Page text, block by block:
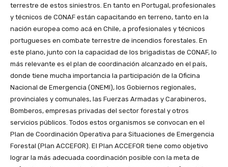
terrestre de estos siniestros. En tanto en Portugal, profesionales
y técnicos de CONAF están capacitando en terreno, tanto en la
nación europea como acá en Chile, a profesionales y técnicos
portugueses en combate terrestre de incendios forestales. En
este plano, junto con la capacidad de los brigadistas de CONAF, lo
más relevante es el plan de coordinación alcanzado en el país,
donde tiene mucha importancia la participación de la Oficina
Nacional de Emergencia (ONEMI), los Gobiernos regionales,
provinciales y comunales, las Fuerzas Armadas y Carabineros,
Bomberos, empresas privadas del sector forestal y otros
servicios públicos. Todos estos organismos se convocan en el
Plan de Coordinación Operativa para Situaciones de Emergencia
Forestal (Plan ACCEFOR). El Plan ACCEFOR tiene como objetivo
lograr la más adecuada coordinación posible con la meta de